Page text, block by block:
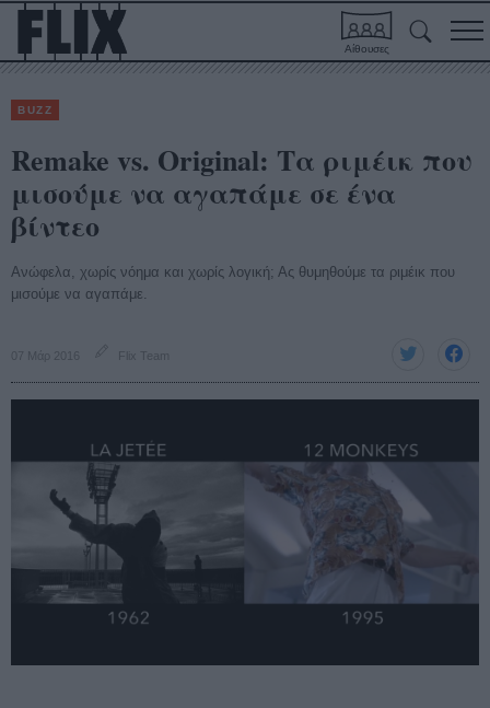
Αίθουσες
BUZZ
Remake vs. Original: Τα ριμέικ που
μισούμε να αγαπάμε σε ένα
βίντεο
Ανώφελα, χωρίς νόημα και χωρίς λογική; Ας θυμηθούμε τα ριμέικ που
μισούμε να αγαπάμε.
07 Μάρ 2016 Flix Team